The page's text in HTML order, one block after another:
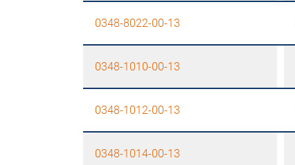
0348-8022-00-13
0348-1010-00-13
0348-1012-00-13
0348-1014-00-13